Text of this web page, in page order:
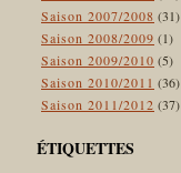
Saison 2007/2008 (31)
Saison 2008/2009 (1)
Saison 2009/2010 (5)
Saison 2010/2011 (36)
Saison 2011/2012 (37)
ÉTIQUETTES